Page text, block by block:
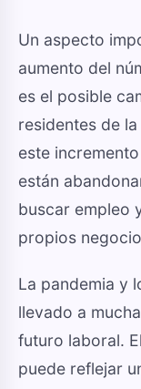
Un aspecto
aumento del
es el posible
residentes de
este
están
buscar empleo
propios
La pandemia y
llevado a
futuro laboral.
puede reflejar